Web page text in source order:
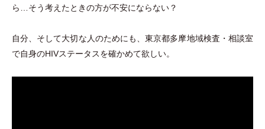
ら…そう考えたときの方が不安にならない？
自分、そして大切な人のためにも、東京都多摩地域検査 ・ 相談室
で自身のHIVステータスを確かめて欲しい。